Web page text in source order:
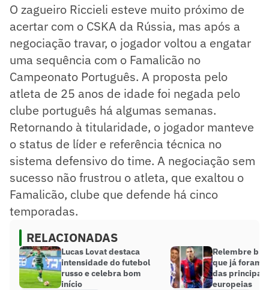
O zagueiro Riccieli esteve muito próximo de
acertar com o CSKA da Rússia, mas após a
negociação travar, o jogador voltou a engatar
uma sequência com o Famalicão no
Campeonato Português. A proposta pelo
atleta de 25 anos de idade foi negada pelo
clube português há algumas semanas.
Retornando à titularidade, o jogador manteve
o status de líder e referência técnica no
sistema defensivo do time. A negociação sem
sucesso não frustrou o atleta, que exaltou o
Famalicão, clube que defende há cinco
temporadas.
RELACIONADAS
Lucas Lovat destaca
intensidade do futebol
russo e celebra bom
início
Relembre
que já foram
das
europeias